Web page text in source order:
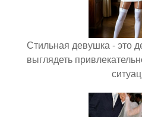
Стильная девушка - это
выглядеть